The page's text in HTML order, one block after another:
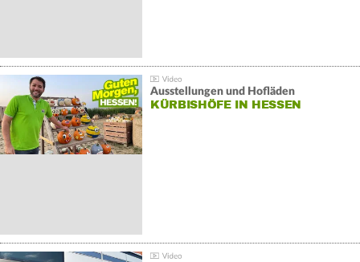
Ausstellungen und Hofläden
KÜRBISHÖFE IN HESSEN